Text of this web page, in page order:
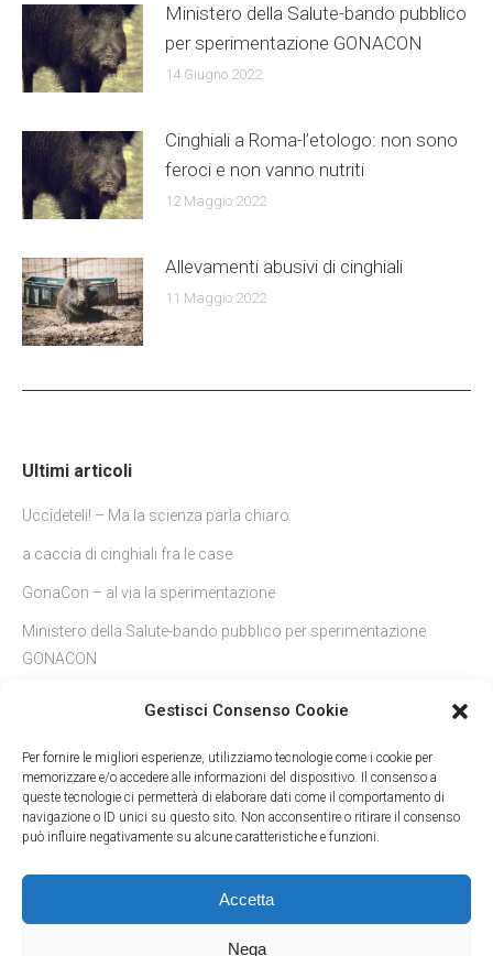
Gestisci Consenso Cookie
Per fornire le migliori esperienze, utilizziamo tecnologie come i cookie per
memorizzare e/o accedere alle informazioni del dispositivo. Il consenso a
queste tecnologie ci permetterà di elaborare dati come il comportamento di
navigazione o ID unici su questo sito. Non acconsentire o ritirare il consenso
può influire negativamente su alcune caratteristiche e funzioni.
Accetta
Nega
Ministero della Salute-bando pubblico
per sperimentazione GONACON
14 Giugno 2022
Cinghiali a Roma-l’etologo: non sono
feroci e non vanno nutriti
12 Maggio 2022
Allevamenti abusivi di cinghiali
11 Maggio 2022
Ultimi articoli
Uccideteli! – Ma la scienza parla chiaro
a caccia di cinghiali fra le case
GonaCon – al via la sperimentazione
Ministero della Salute-bando pubblico per sperimentazione
GONACON